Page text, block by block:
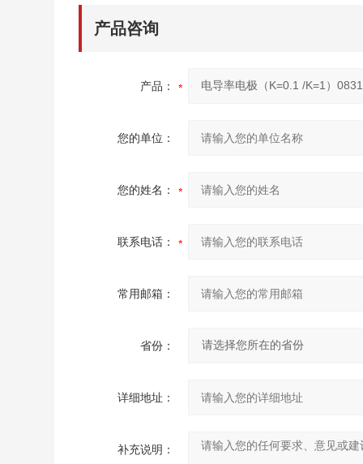
产品咨询
产品：
您的单位：
您的姓名：
联系电话：
常用邮箱：
省份：
详细地址：
补充说明：